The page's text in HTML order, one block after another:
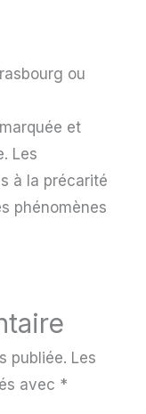
ou
et
Les
à la précarité
phénomènes
publiée. Les
avec *